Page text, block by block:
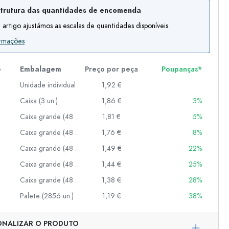
Representação exemplar
das quantidades de encomenda
ajustámos as escalas de quantidades disponíveis.
Embalagem Preço por peça
Poupanças*
Unidade individual
1,92 €
Caixa (3 un.) 1,86 €
3%
Caixa grande (48 un.) 1,81 €
5%
Caixa grande (48 un.) 1,76 €
8%
Caixa grande (48 un.) 1,49 €
22%
Caixa grande (48 un.) 1,44 €
25%
Caixa grande (48 un.) 1,38 €
28%
Palete (2856 un.) 1,19 € 38%
O PRODUTO